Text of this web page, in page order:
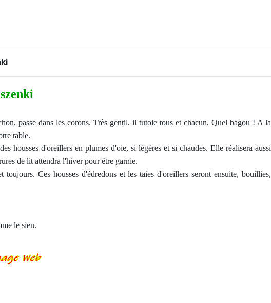
passe dans les corons. Très gentil, il tutoie tous et chacun. Quel bagou ! A la
table.
housses d'oreillers en plumes d'oie, si légères et si chaudes. Elle réalisera aussi
de lit attendra l'hiver pour être garnie.
Ces housses d'édredons et les taies d'oreillers seront ensuite, bouillies,
le sien.